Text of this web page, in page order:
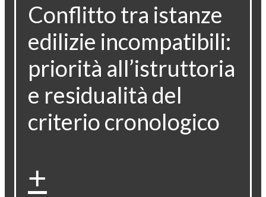
Conflitto tra istanze
edilizie incompatibili:
priorità all’istruttoria
e residualità del
criterio cronologico
+